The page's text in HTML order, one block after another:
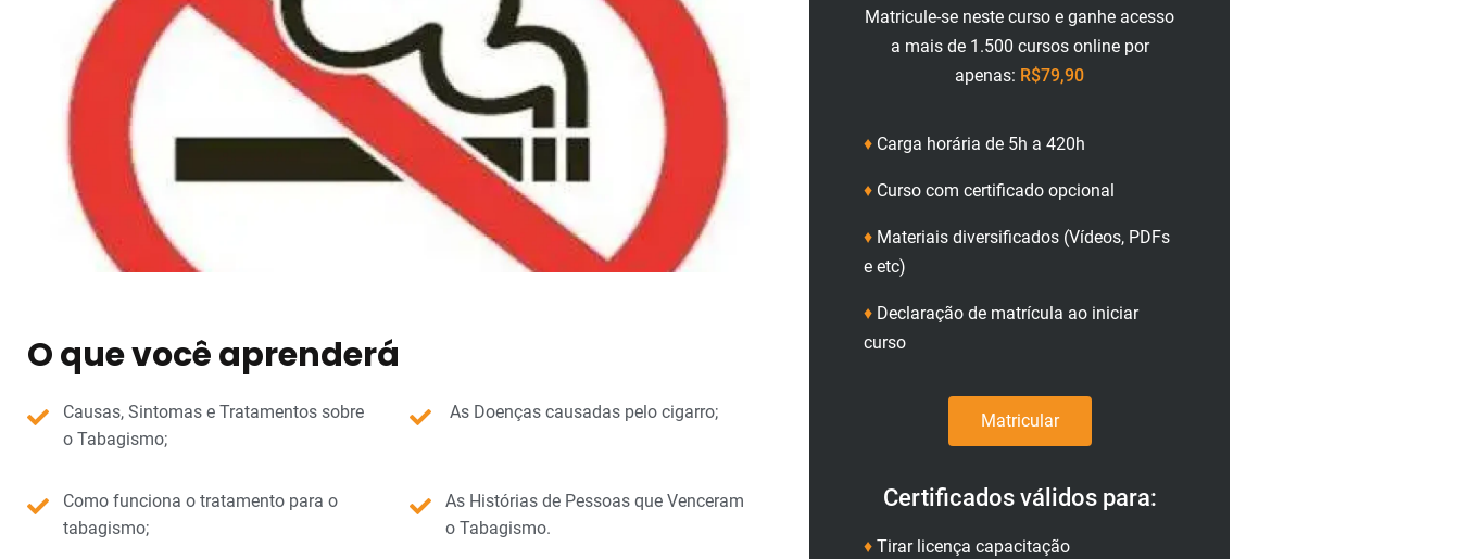
O que você aprenderá
Causas, Sintomas e Tratamentos sobre
o Tabagismo;
As Doenças causadas pelo cigarro;
Como funciona o tratamento para o
tabagismo;
As Histórias de Pessoas que Venceram
o Tabagismo.
Matricule-se neste curso e ganhe acesso
a mais de 1.500 cursos online por
apenas: R$79,90
♦ Carga horária de 5h a 420h
♦ Curso com certificado opcional
♦ Materiais diversificados (Vídeos, PDFs
e etc)
♦ Declaração de matrícula ao iniciar
curso
Matricular
Certificados válidos para:
♦ Tirar licença capacitação